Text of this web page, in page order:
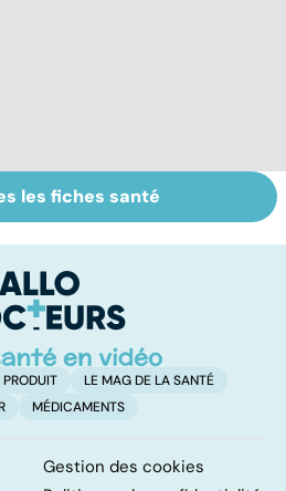
Covid-19 : tout
savoir sur la
les fiches santé
PRODUIT
LE MAG DE LA SANTÉ
MÉDICAMENTS
Gestion des cookies